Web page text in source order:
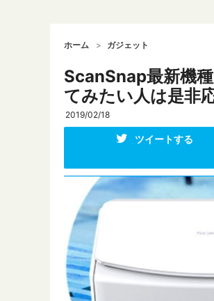
ホーム ガジェット
ScanSnap最新機
てみたい人は是非
2019/02/18
ツイートする